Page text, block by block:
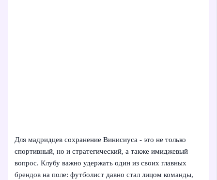
Для мадридцев сохранение Винисиуса - это не только
спортивный, но и стратегический, а также имиджевый
вопрос. Клубу важно удержать один из своих главных
брендов на поле: футболист давно стал лицом команды,